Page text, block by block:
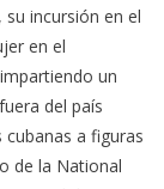
incursión en el
en el
un
del país
a figuras
de la National